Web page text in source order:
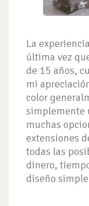
La
última vez
de 15 años,
mi
color
simplemente
muchas
extensiones
todas las
dinero,
diseño